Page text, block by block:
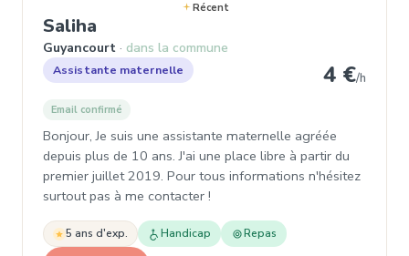
Récent
Saliha
Guyancourt dans la commune
Assistante maternelle 4 €/h
Email confirmé
Bonjour, Je suis une assistante maternelle agréée
depuis plus de 10 ans. J'ai une place libre à partir du
premier juillet 2019. Pour tous informations n'hésitez
surtout pas à me contacter !
5 ans d'exp. Handicap Repas